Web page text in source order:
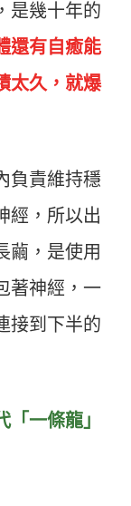
是幾十年的
還有自癒能
太久，就爆
負責維持穩
經，所以出
繭，是使用
著神經，一
接到下半的
一條龍」